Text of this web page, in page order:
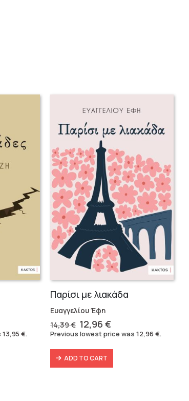
13,95€.
Παρίσι με λιακάδα
Ευαγγελίου Έφη
14,39€ Original
price
14,39 €.
12,96€
price
12,96 €.
Previous lowest price was12,96€.
ADD TO CART